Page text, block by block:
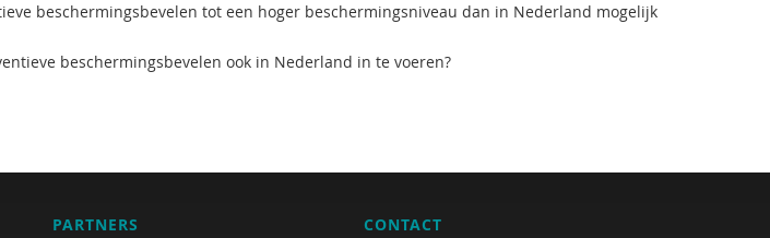
beschermingsbevelen tot een hoger beschermingsniveau dan in Nederland mogelijk
beschermingsbevelen ook in Nederland in te voeren?
PARTNERS CONTACT